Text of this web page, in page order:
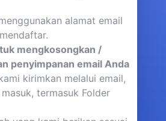
alamat email
mengkosongkan /
penyimpanan email Anda
kirimkan melalui email,
termasuk Folder